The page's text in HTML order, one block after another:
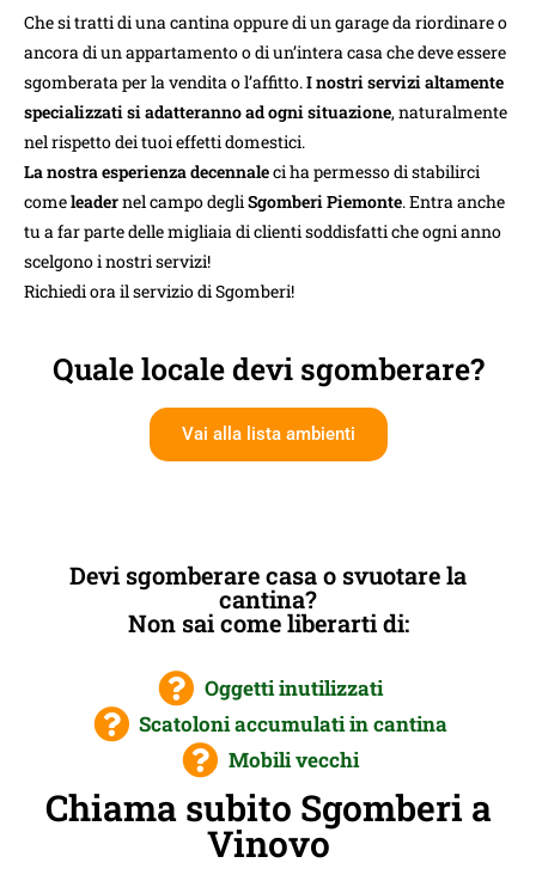
Che si tratti di una cantina oppure di un garage da riordinare o
ancora di un appartamento o di un’intera casa che deve essere
sgomberata per la vendita o l’affitto.I nostri servizi altamente
specializzati si adatteranno ad ogni situazione, naturalmente
nel rispetto dei tuoi effetti domestici.
La nostra esperienza decennaleci ha permesso di stabilirci
comeleadernel campo degliSgomberi Piemonte. Entra anche
tu a far parte delle migliaia di clienti soddisfatti che ogni anno
scelgono i nostri servizi!
Richiedi ora il servizio di Sgomberi!
Quale locale devi sgomberare?
Vai alla lista ambienti
Devi sgomberare casa o svuotare la
cantina?
Non sai come liberarti di:
Oggetti inutilizzati
Scatoloni accumulati in cantina
Mobili vecchi
Chiama subito Sgomberi a
Vinovo